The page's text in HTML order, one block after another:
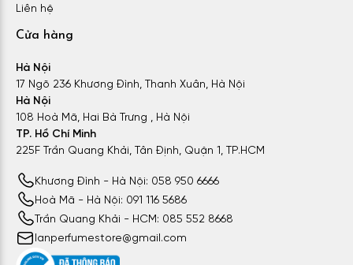
Liên hệ
Cửa hàng
Hà Nội
17 Ngõ 236 Khương Đình, Thanh Xuân, Hà Nội
Hà Nội
108 Hoà Mã, Hai Bà Trưng , Hà Nội
TP. Hồ Chí Minh
225F Trần Quang Khải, Tân Định, Quận 1, TP.HCM
Khương Đình - Hà Nội: 058 950 6666
Hoà Mã - Hà Nội: 091 116 5686
Trần Quang Khải - HCM: 085 552 8668
lanperfumestore@gmail.com